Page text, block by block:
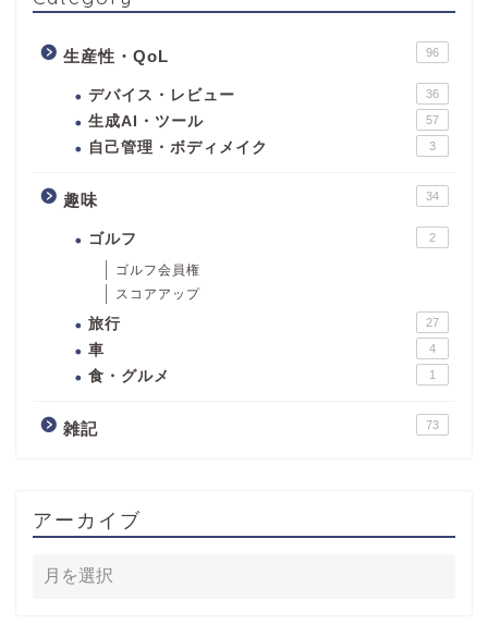
生産性・QoL 96
デバイス・レビュー 36
生成AI・ツール 57
自己管理・ボディメイク 3
趣味 34
ゴルフ 2
ゴルフ会員権
スコアアップ
旅行 27
車 4
食・グルメ 1
雑記 73
アーカイブ